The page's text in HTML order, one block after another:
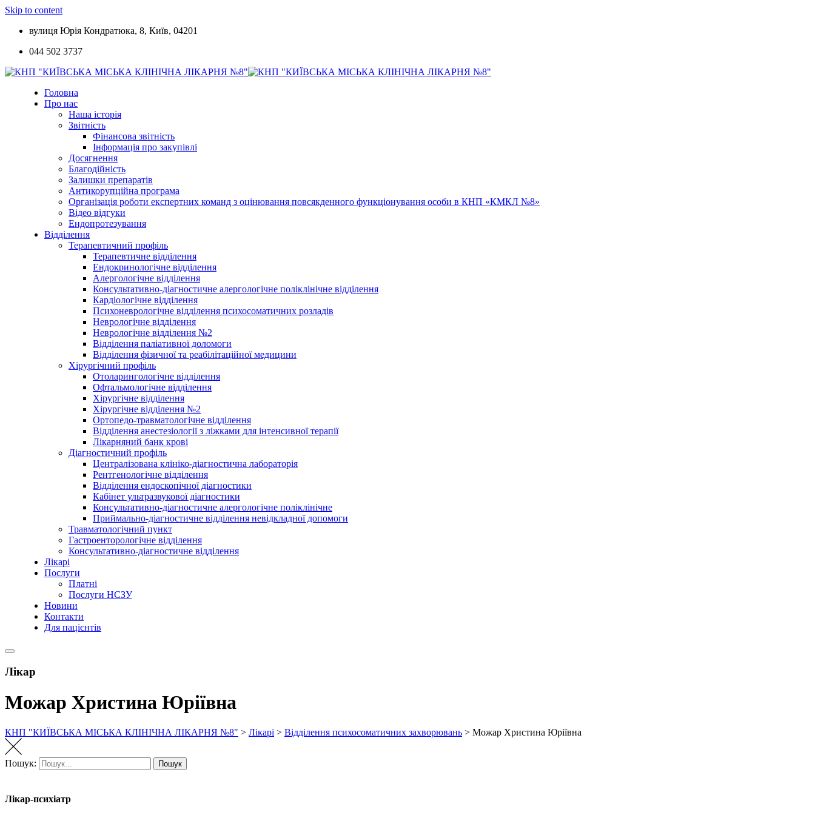
Skip to content
вулиця Юрія Кондратюка, 8, Київ, 04201
044 502 3737
Головна
Про нас
Наша історія
Звітність
Фінансова звітність
Інформація про закупівлі
Досягнення
Благодійність
Залишки препаратів
Антикорупційна програма
Організація роботи експертних команд з оцінювання повсякденного функціонування особи в КНП «КМКЛ №8»
Відео відгуки
Ендопротезування
Відділення
Терапевтичний профіль
Терапевтичне відділення
Ендокринологічне відділення
Алергологічне відділення
Консультативно-діагностичне алергологічне поліклінічне відділення
Кардіологічне відділення
Психоневрологічне відділення психосоматичних розладів
Неврологічне відділення
Неврологічне відділення №2
Відділення паліативної доломоги
Відділення фізичної та реабілітаційної медицини
Хірургічний профіль
Отоларингологічне відділення
Офтальмологічне відділення
Хірургічне відділення
Хірургічне відділення №2
Ортопедо-травматологічне відділення
Відділення анестезіології з ліжками для інтенсивної терапії
Лікарняний банк крові
Діагностичний профіль
Централізована клініко-діагностична лабораторія
Рентгенологічне відділення
Відділення ендоскопічної діагностики
Кабінет ультразвукової діагностики
Консультативно-діагностичне алергологічне поліклінічне
Приймально-діагностичне відділення невідкладної допомоги
Травматологічний пункт
Гастроенторологічне відділення
Консультативно-діагностичне відділення
Лікарі
Послуги
Платні
Послуги НСЗУ
Новини
Контакти
Для пацієнтів
Лікар
Можар Христина Юріївна
КНП "КИЇВСЬКА МІСЬКА КЛІНІЧНА ЛІКАРНЯ №8" > Лікарі > Відділення психосоматичних захворювань > Можар Христина Юріївна
Пошук: Пошук
Лікар-психіатр